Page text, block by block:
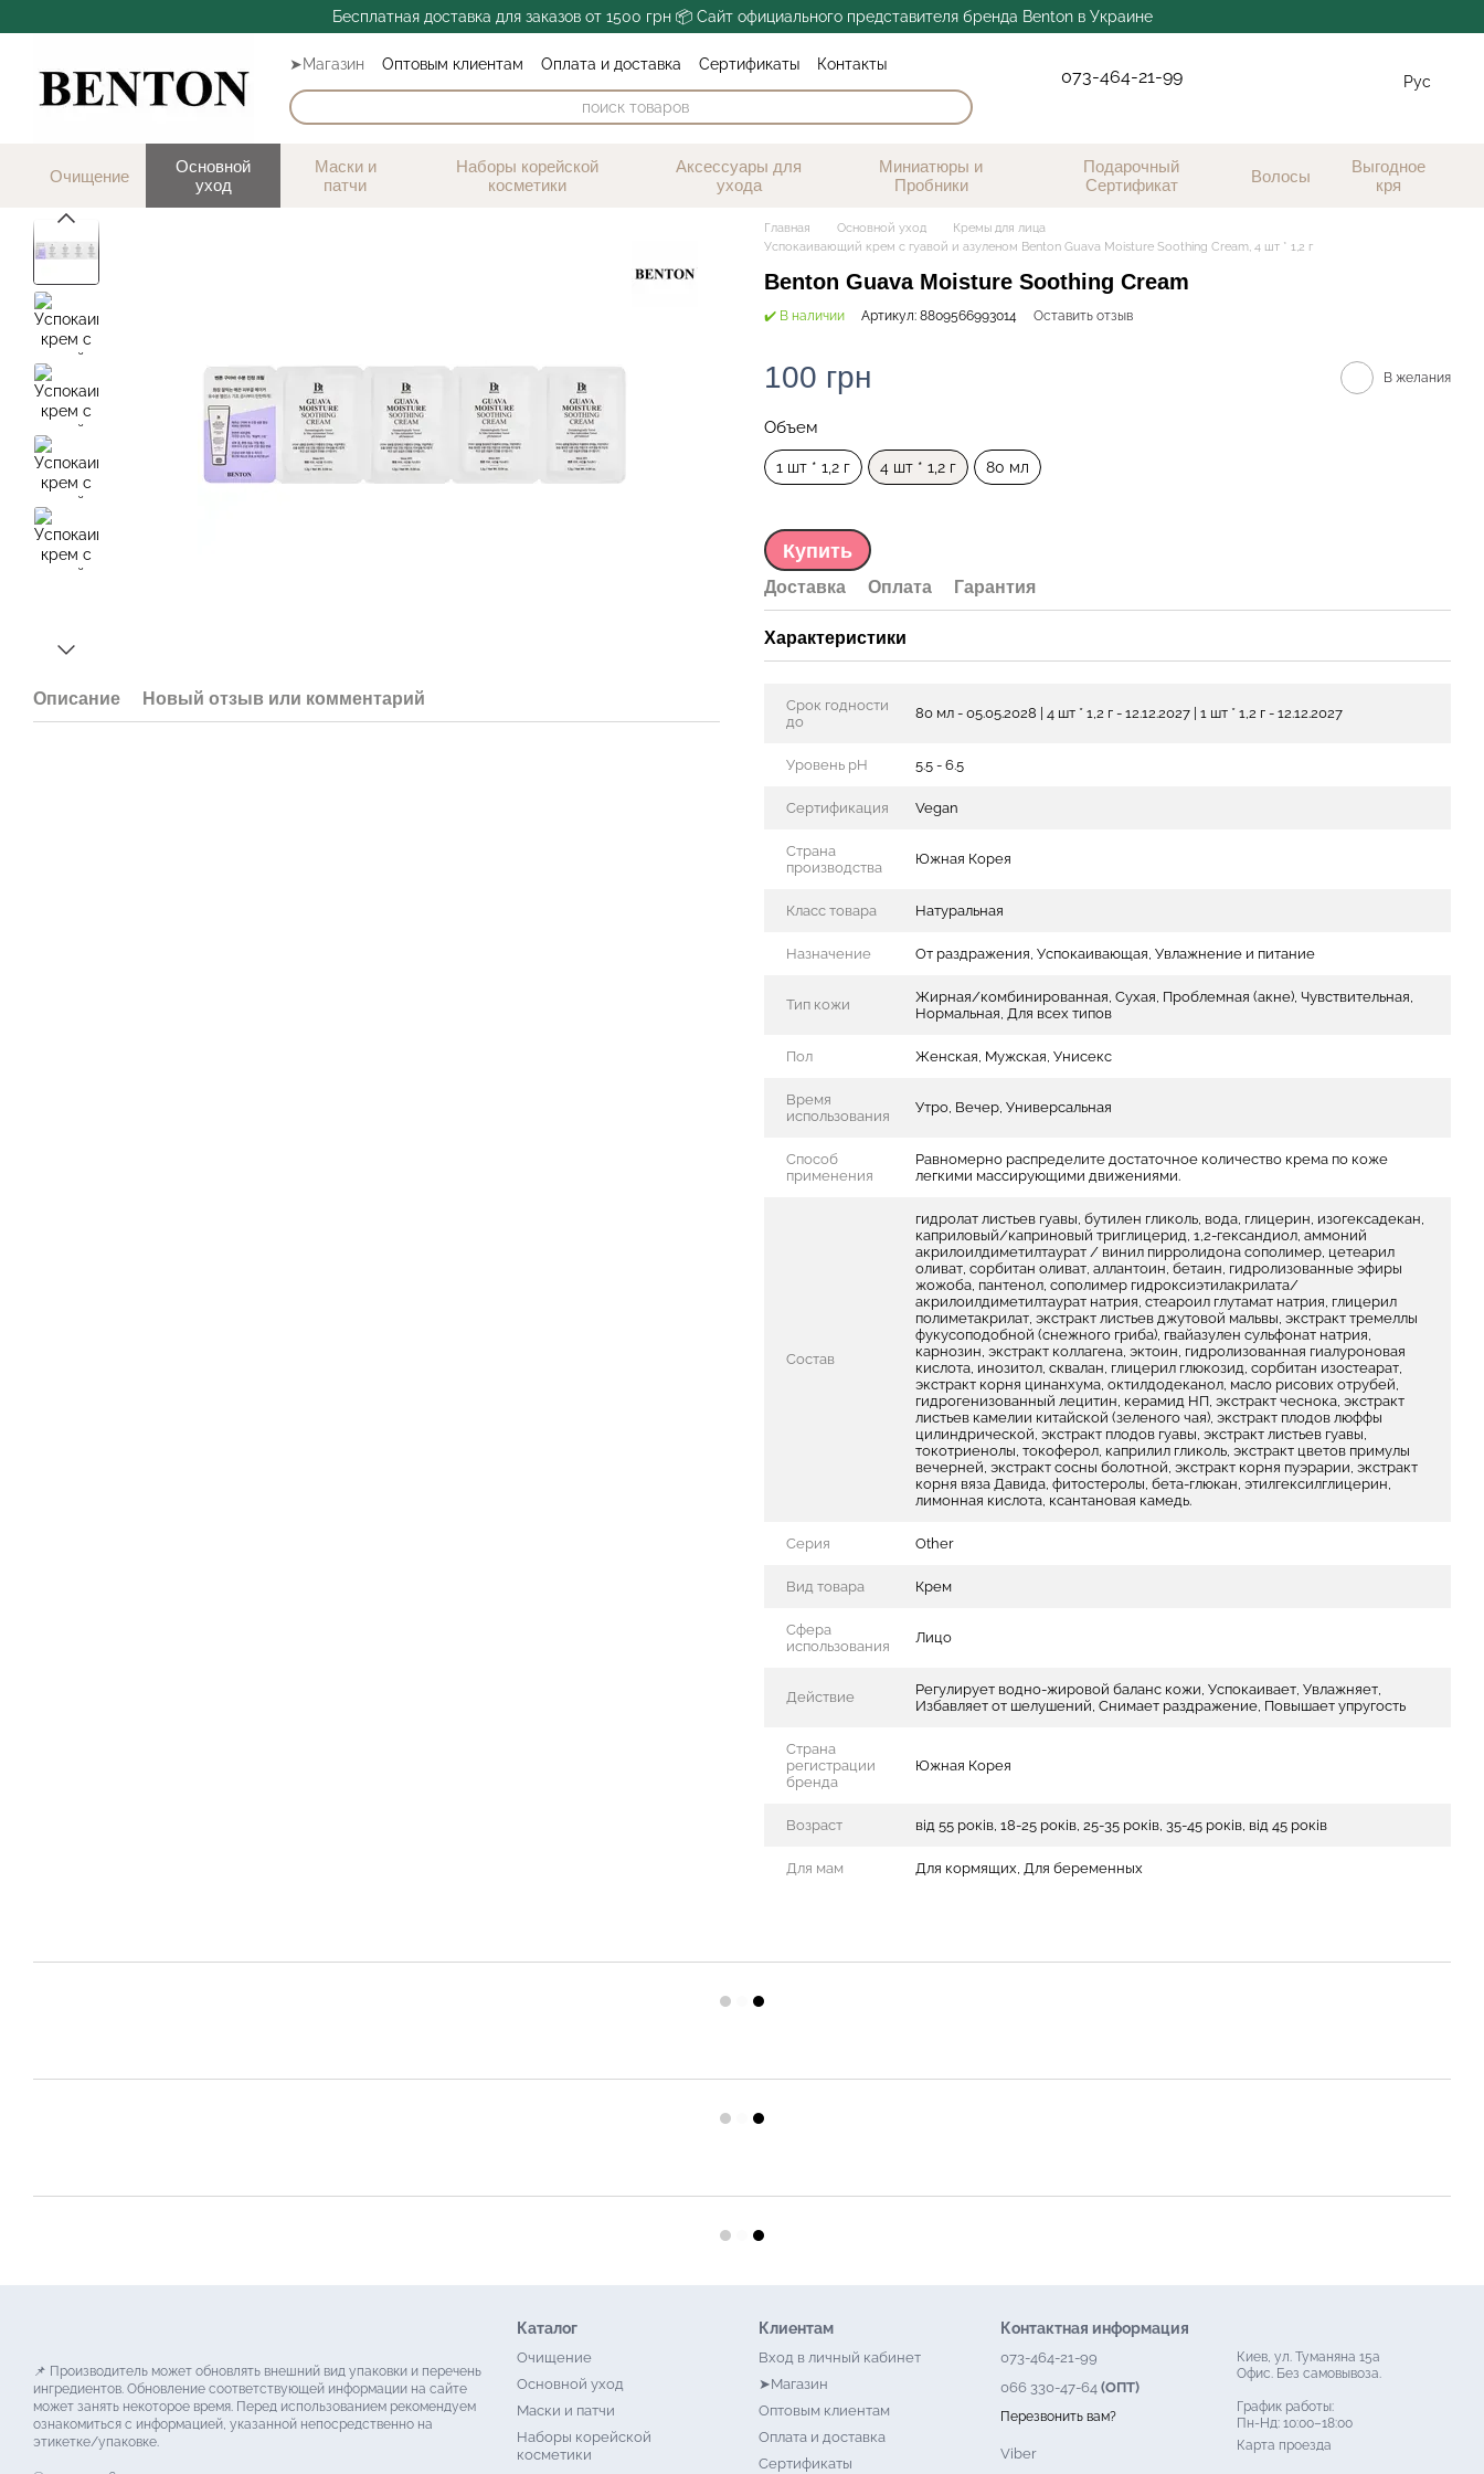
Бесплатная доставка для заказов от 1500 грн 📦 Сайт официального представителя бренда Benton в Украине
➤Магазин Оптовым клиентам Оплата и доставка Сертификаты
Контакты
Отзывы🥰
Блог Обмен и возврат Публичная оферта 073-464-21-99 Рус
Очищение
Основной
уход
Маски и
патчи
Наборы корейской
косметики
Аксессуары для
ухода
Миниатюры и
Пробники
Подарочный
Сертификат
Волосы
Выгодное
кря
Описание Новый отзыв или комментарий
Главная Основной уход
Кремы для лица
Успокаивающий крем с гуавой и азуленом Benton Guava Moisture Soothing Cream, 4 шт * 1,2 г
Benton Guava Moisture Soothing Cream
✔️ В наличии Артикул: 8809566993014 Оставить отзыв
100 грн В желания
Объем
1 шт * 1,2 г 4 шт * 1,2 г 80 мл
Купить
Доставка Оплата Гарантия
Характеристики
Срок годности
до
80 мл - 05.05.2028 | 4 шт * 1,2 г - 12.12.2027 | 1 шт * 1,2 г - 12.12.2027
Уровень pH 5.5 - 6.5
Сертификация Vegan
Страна
производства
Южная Корея
Класс товара Натуральная
Назначение От раздражения, Успокаивающая, Увлажнение и питание
Тип кожи
Жирная/комбинированная, Сухая, Проблемная (акне), Чувствительная,
Нормальная, Для всех типов
Пол Женская, Мужская, Унисекс
Время
использования
Утро, Вечер, Универсальная
Способ
применения
Равномерно распределите достаточное количество крема по коже
легкими массирующими движениями.
Состав
гидролат листьев гуавы, бутилен гликоль, вода, глицерин, изогексадекан,
каприловый/каприновый триглицерид, 1,2-гександиол, аммоний
акрилоилдиметилтаурат / винил пирролидона сополимер, цетеарил
оливат, сорбитан оливат, аллантоин, бетаин, гидролизованные эфиры
жожоба, пантенол, сополимер гидроксиэтилакрилата/
акрилоилдиметилтаурат натрия, стеароил глутамат натрия, глицерил
полиметакрилат, экстракт листьев джутовой мальвы, экстракт тремеллы
фукусоподобной (снежного гриба), гвайазулен сульфонат натрия,
карнозин, экстракт коллагена, эктоин, гидролизованная гиалуроновая
кислота, инозитол, сквалан, глицерил глюкозид, сорбитан изостеарат,
экстракт корня цинанхума, октилдодеканол, масло рисових отрубей,
гидрогенизованный лецитин, керамид НП, экстракт чеснока, экстракт
листьев камелии китайской (зеленого чая), экстракт плодов люффы
цилиндрической, экстракт плодов гуавы, экстракт листьев гуавы,
токотриенолы, токоферол, каприлил гликоль, экстракт цветов примулы
вечерней, экстракт сосны болотной, экстракт корня пуэрарии, экстракт
корня вяза Давида, фитостеролы, бета-глюкан, этилгексилглицерин,
лимонная кислота, ксантановая камедь.
Серия Other
Вид товара Крем
Сфера
использования
Лицо
Действие
Регулирует водно-жировой баланс кожи, Успокаивает, Увлажняет,
Избавляет от шелушений, Снимает раздражение, Повышает упругость
Страна
регистрации
бренда
Южная Корея
Возраст від 55 років, 18-25 років, 25-35 років, 35-45 років, від 45 років
Для мам Для кормящих, Для беременных
📌 Производитель может обновлять внешний вид упаковки и перечень
ингредиентов. Обновление соответствующей информации на сайте
может занять некоторое время. Перед использованием рекомендуем
ознакомиться с информацией, указанной непосредственно на
этикетке/упаковке.
Каталог
Очищение
Основной уход
Маски и патчи
Наборы корейской
косметики
Клиентам
Вход в личный кабинет
➤Магазин
Оптовым клиентам
Оплата и доставка
Сертификаты
Контактная информация
073-464-21-99
066 330-47-64 (ОПТ)
Перезвонить вам?
Viber
Киев, ул. Туманяна 15а
Офис. Без самовывоза.
График работы:
Пн-Нд: 10:00–18:00
Карта проезда